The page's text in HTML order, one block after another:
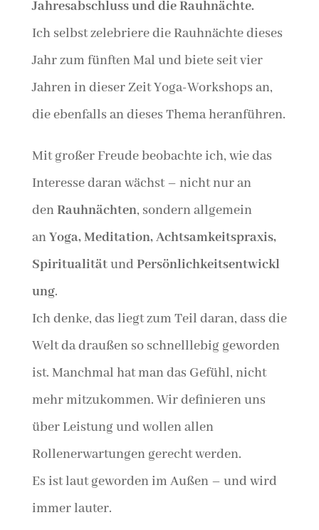
Jahresabschluss und die Rauhnächte.
Ich selbst zelebriere die Rauhnächte dieses
Jahr zum fünften Mal und biete seit vier
Jahren in dieser Zeit Yoga-Workshops an,
die ebenfalls an dieses Thema heranführen.
Mit großer Freude beobachte ich, wie das
Interesse daran wächst – nicht nur an
denRauhnächten, sondern allgemein
anYoga, Meditation, Achtsamkeitspraxis,
Spiritualitätund Persönlichkeitsentwickl
ung.
Ich denke, das liegt zum Teil daran, dass die
Welt da draußen so schnelllebig geworden
ist. Manchmal hat man das Gefühl, nicht
mehr mitzukommen. Wir definieren uns
über Leistung und wollen allen
Rollenerwartungen gerecht werden.
Es ist laut geworden im Außen – und wird
immer lauter.